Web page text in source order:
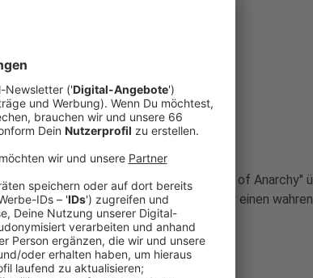
Die Drama und Actionserie "Sons of Anarchy"
ist zwar beendet, lohnt sich aber für einen